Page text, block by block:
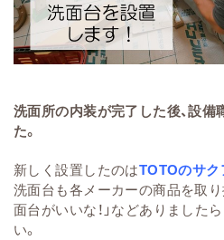
洗面所の内装が完了した後、設
た。
新しく設置したのはTOTOのサク
洗面台も各メーカーの商品を取
面台がいいな！」などありました
い。